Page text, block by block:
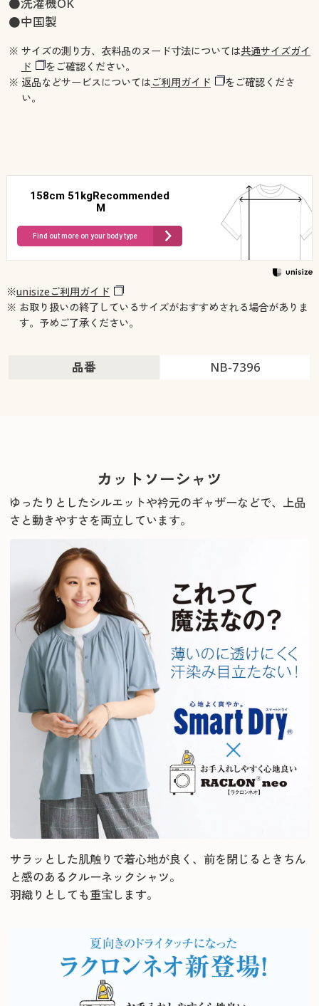
●中国製
※ サイズの測り方、衣料品のヌード寸法については共通サイズガイ
ド
をご確認ください。
※ 返品などサービスについてはご利用ガイド
をご確認くださ
い。
158cm 51kgRecommended
M
Find out more on your body type
※unisizeご利用ガイド
※ お取り扱いの終了しているサイズがおすすめされる場合がありま
す。予めご了承ください。
品番 NB-7396
カットソーシャツ
ゆったりとしたシルエットや衿元のギャザーなどで、上品
さと動きやすさを両立しています。
サラッとした肌触りで着心地が良く、前を閉じるときちん
と感のあるクルーネックシャツ。
羽織りとしても重宝します。